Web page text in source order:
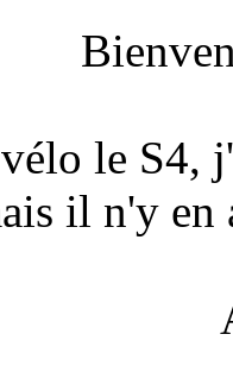
le S4,
il n'y en